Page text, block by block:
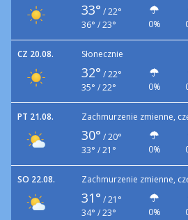
33° / 22°
36° / 23°
0%
CZ 20.08. Słonecznie
32° / 22°
35° / 22°
0%
PT 21.08. Zachmurzenie zmienne,
30° / 20°
33° / 21°
0%
SO 22.08. Zachmurzenie zmienne,
31° / 21°
34° / 23°
0%